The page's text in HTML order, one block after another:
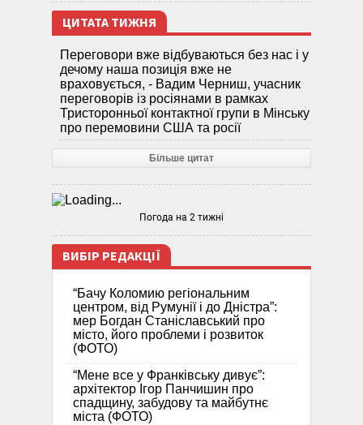
ЦИТАТА ТИЖНЯ
Переговори вже відбуваються без нас і у
дечому наша позиція вже не
враховується, - Вадим Черниш, учасник
переговорів із росіянами в рамках
Тристоронньої контактної групи в Мінську
про перемовини США та росії
Більше цитат
Погода на 2 тижні
ВИБІР РЕДАКЦІЇ
“Бачу Коломию регіональним
центром, від Румунії і до Дністра”:
мер Богдан Станіславський про
місто, його проблеми і розвиток
(ФОТО)
“Мене все у Франківську дивує”:
архітектор Ігор Панчишин про
спадщину, забудову та майбутнє
міста (ФОТО)